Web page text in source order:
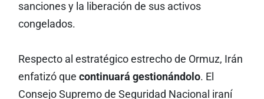
sanciones y la liberación de sus activos
congelados.
Respecto al estratégico estrecho de Ormuz, Irán
enfatizó que continuará gestionándolo. El
Consejo Supremo de Seguridad Nacional iraní